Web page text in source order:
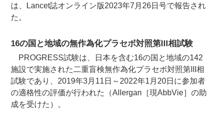
は、Lancet誌オンライン版2023年7月26日号で報告され
た。
16の国と地域の無作為化プラセボ対照第III相試験
PROGRESS試験は、日本を含む16の国と地域の142
施設で実施された二重盲検無作為化プラセボ対照第III相
試験であり、2019年3月11日～2022年1月20日に参加者
の適格性の評価が行われた（Allergan［現AbbVie］の助
成を受けた）。